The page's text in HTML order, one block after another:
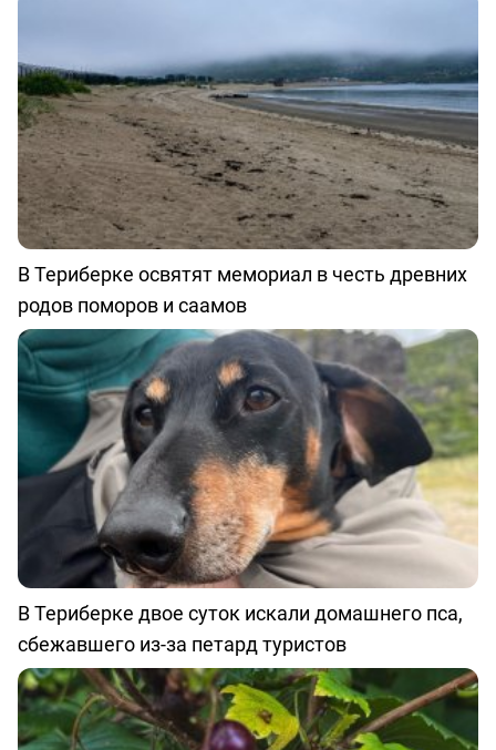
В Териберке освятят мемориал в честь древних
родов поморов и саамов
В Териберке двое суток искали домашнего пса,
сбежавшего из-за петард туристов